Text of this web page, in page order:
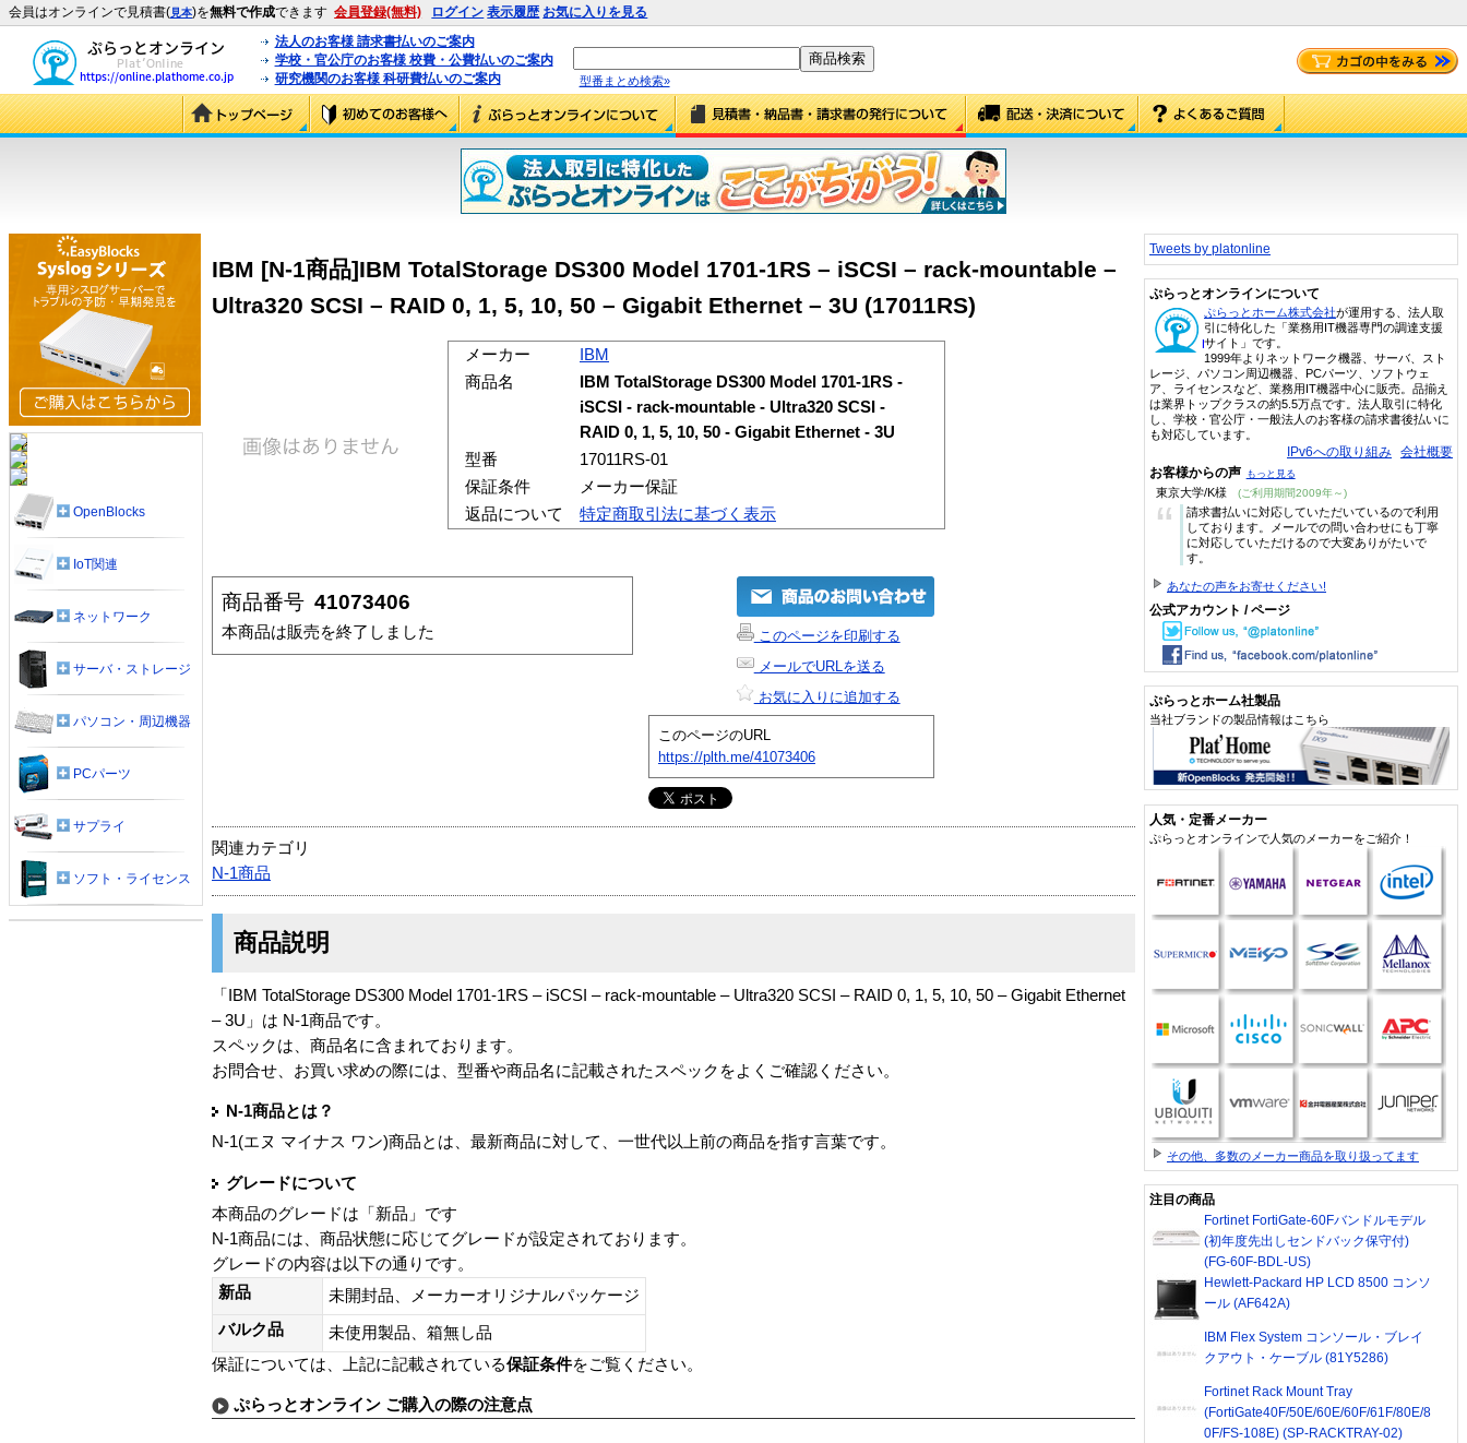
会員はオンラインで見積書(見本)を無料で作成できます 会員登録(無料) ログイン 表示履歴 お気に入りを見る
法人のお客様 請求書払いのご案内
学校・官公庁のお客様 校費・公費払いのご案内
研究機関のお客様 科研費払いのご案内
型番まとめ検索»
IBM [N-1商品]IBM TotalStorage DS300 Model 1701-1RS – iSCSI – rack-mountable –
Ultra320 SCSI – RAID 0, 1, 5, 10, 50 – Gigabit Ethernet – 3U (17011RS)
メーカー
IBM
商品名
IBM TotalStorage DS300 Model 1701-1RS -
iSCSI - rack-mountable - Ultra320 SCSI -
RAID 0, 1, 5, 10, 50 - Gigabit Ethernet - 3U
型番
17011RS-01
保証条件
メーカー保証
返品について
特定商取引法に基づく表示
商品番号 41073406
本商品は販売を終了しました
このページを印刷する
メールでURLを送る
お気に入りに追加する
このページのURL
https://plth.me/41073406
関連カテゴリ
N-1商品
商品説明
「IBM TotalStorage DS300 Model 1701-1RS – iSCSI – rack-mountable – Ultra320 SCSI – RAID 0, 1, 5, 10, 50 – Gigabit Ethernet
– 3U」は N-1商品です。
スペックは、商品名に含まれております。
お問合せ、お買い求めの際には、型番や商品名に記載されたスペックをよくご確認ください。
N-1商品とは？
N-1(エヌ マイナス ワン)商品とは、最新商品に対して、一世代以上前の商品を指す言葉です。
グレードについて
本商品のグレードは「新品」です
N-1商品には、商品状態に応じてグレードが設定されております。
グレードの内容は以下の通りです。
新品
未開封品、メーカーオリジナルパッケージ
バルク品
未使用製品、箱無し品
保証については、上記に記載されている保証条件をご覧ください。
ぷらっとオンライン ご購入の際の注意点
OpenBlocks
IoT関連
ネットワーク
サーバ・ストレージ
パソコン・周辺機器
PCパーツ
サプライ
ソフト・ライセンス
Tweets by platonline
ぷらっとオンラインについて
ぷらっとホーム株式会社が運用する、法人取
引に特化した「業務用IT機器専門の調達支援
サイト」です。
1999年よりネットワーク機器、サーバ、スト
レージ、パソコン周辺機器、PCパーツ、ソフトウェ
ア、ライセンスなど、業務用IT機器中心に販売。品揃え
は業界トップクラスの約5.5万点です。法人取引に特化
し、学校・官公庁・一般法人のお客様の請求書後払いに
も対応しています。
IPv6への取り組み 会社概要
お客様からの声 もっと見る
東京大学/K様 (ご利用期間2009年～)
“
請求書払いに対応していただいているので利用
しております。メールでの問い合わせにも丁寧
に対応していただけるので大変ありがたいで
す。
あなたの声をお寄せください!
公式アカウント / ページ
ぷらっとホーム社製品
当社ブランドの製品情報はこちら
人気・定番メーカー
ぷらっとオンラインで人気のメーカーをご紹介！
その他、多数のメーカー商品を取り扱ってます
注目の商品
Fortinet FortiGate-60Fバンドルモデル
(初年度先出しセンドバック保守付)
(FG-60F-BDL-US)
Hewlett-Packard HP LCD 8500 コンソ
ール (AF642A)
IBM Flex System コンソール・ブレイ
クアウト・ケーブル (81Y5286)
Fortinet Rack Mount Tray
(FortiGate40F/50E/60E/60F/61F/80E/8
0F/FS-108E) (SP-RACKTRAY-02)